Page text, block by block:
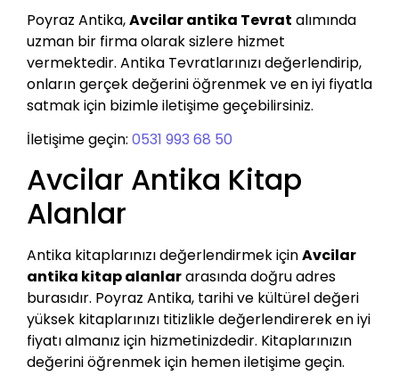
Poyraz Antika,Avcilar antika Tevrat alımında
uzman bir firma olarak sizlere hizmet
vermektedir. Antika Tevratlarınızı değerlendirip,
onların gerçek değerini öğrenmek ve en iyi fiyatla
satmak için bizimle iletişime geçebilirsiniz.
İletişime geçin: 0531 993 68 50
Avcilar Antika Kitap
Alanlar
Antika kitaplarınızı değerlendirmek içinAvcilar
antika kitap alanlararasında doğru adres
burasıdır. Poyraz Antika, tarihi ve kültürel değeri
yüksek kitaplarınızı titizlikle değerlendirerek en iyi
fiyatı almanız için hizmetinizdedir. Kitaplarınızın
değerini öğrenmek için hemen iletişime geçin.